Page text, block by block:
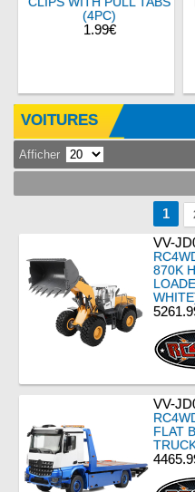
(4PC)
1.99€
VOITURES
Afficher
1
VV-
870K
VV-
FLAT